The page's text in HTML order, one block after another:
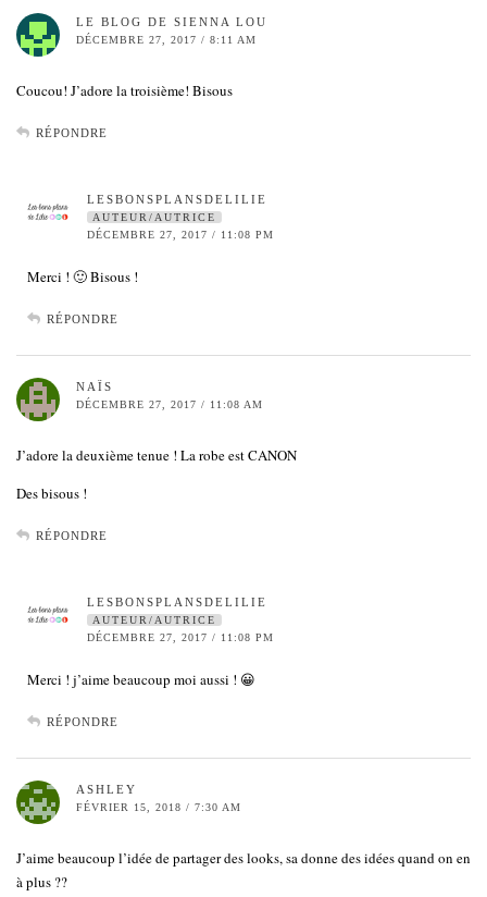
LE BLOG DE SIENNA LOU
DÉCEMBRE 27, 2017 / 8:11 AM
Coucou! J’adore la troisième! Bisous
RÉPONDRE
LESBONSPLANSDELILIE
AUTEUR/AUTRICE
DÉCEMBRE 27, 2017 / 11:08 PM
Merci ! 🙂 Bisous !
RÉPONDRE
NAÏS
DÉCEMBRE 27, 2017 / 11:08 AM
J’adore la deuxième tenue ! La robe est CANON
Des bisous !
RÉPONDRE
LESBONSPLANSDELILIE
AUTEUR/AUTRICE
DÉCEMBRE 27, 2017 / 11:08 PM
Merci ! j’aime beaucoup moi aussi ! 😀
RÉPONDRE
ASHLEY
FÉVRIER 15, 2018 / 7:30 AM
J’aime beaucoup l’idée de partager des looks, sa donne des idées quand on en
à plus ??